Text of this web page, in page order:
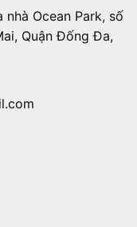
Ocean Park, số
Quận Đống Đa,